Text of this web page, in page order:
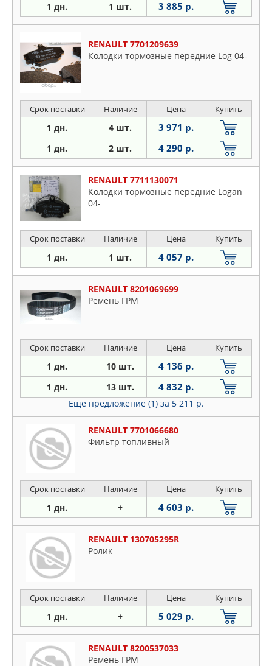
1 дн. 1 шт. 3 885 р.
RENAULT 7701209639
Колодки тормозные передние Log 04-
Срок поставки Наличие Цена Купить
1 дн. 4 шт. 3 971 р.
1 дн. 2 шт. 4 290 р.
RENAULT 7711130071
Колодки тормозные передние Logan
04-
Срок поставки Наличие Цена Купить
1 дн. 1 шт. 4 057 р.
RENAULT 8201069699
Ремень ГРМ
Срок поставки Наличие Цена Купить
1 дн. 10 шт. 4 136 р.
1 дн. 13 шт. 4 832 р.
Еще предложение (1) за 5 211 р.
RENAULT 7701066680
Фильтр топливный
Срок поставки Наличие Цена Купить
1 дн. + 4 603 р.
RENAULT 130705295R
Ролик
Срок поставки Наличие Цена Купить
1 дн. + 5 029 р.
RENAULT 8200537033
Ремень ГРМ